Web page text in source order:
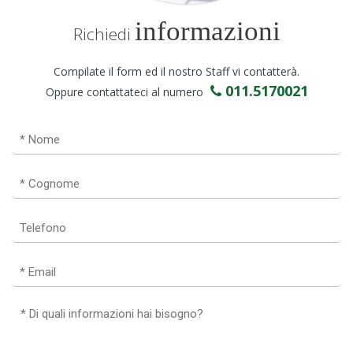
Richiedi informazioni
Compilate il form ed il nostro Staff vi contatterà.
Oppure contattateci al numero
011.5170021